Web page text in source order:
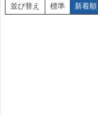
並び替え 標準 新着順